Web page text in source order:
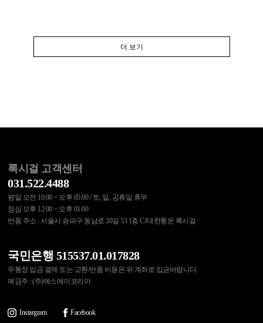
더 보기
록시걸 고객센터
031.522.4488
평일 오전 10:00 ~ 오후 05:00 / 토, 일, 공휴일 휴무
점심 오후 12:00 ~ 오후 01:00
반품 주소 : 서울시 송파구 동남로 20길 53 1층 CJ대한통운 록시걸
국민은행 515537.01.017828
무통장 입금 결제 또는 교환/반품 비용은 위 계좌로 입금바랍니다.
예금주 : (주)에스에이코리아
Instargram Facebook